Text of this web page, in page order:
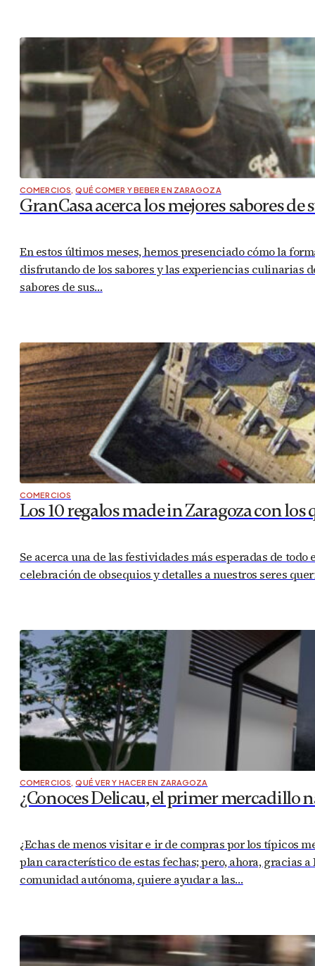
COMERCIOS, QUÉ COMER Y BEBER EN ZARAGOZA
GranCasa acerca los mejores sabores
En estos últimos meses, hemos presenciado cómo la
disfrutando de los sabores y las experiencias culinarias
sabores de sus…
COMERCIOS
Los 10 regalos made in Zaragoza con
Se acerca una de las festividades más esperadas de
celebración de obsequios y detalles a nuestros seres
COMERCIOS, QUÉ VER Y HACER EN ZARAGOZA
¿Conoces Delicau, el primer mercadillo
¿Echas de menos visitar e ir de compras por los típicos
plan característico de estas fechas; pero, ahora, gracias
comunidad autónoma, quiere ayudar a las…